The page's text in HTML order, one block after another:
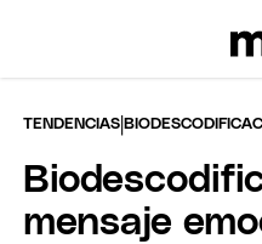
TENDENCIAS |
mensaje